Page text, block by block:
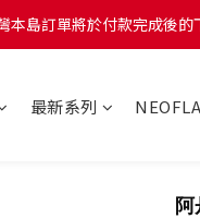
本島訂單將於付款完成後
本島訂單將於付款完成後
灣本島訂單將於付款完成後
最新系列